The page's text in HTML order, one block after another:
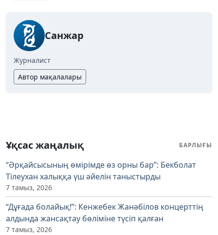
Санжар
Журналист
Автор мақалалары
Ұқсас жаңалық БАРЛЫҒЫ
“Әрқайсысының өмірімде өз орны бар”: Бекболат
Тілеухан халыққа үш әйелін таныстырды
7 тамыз, 2026
“Дұғада болайық!”: Кенжебек Жанәбілов концерттің
алдында жансақтау бөліміне түсіп қалған
7 тамыз, 2026